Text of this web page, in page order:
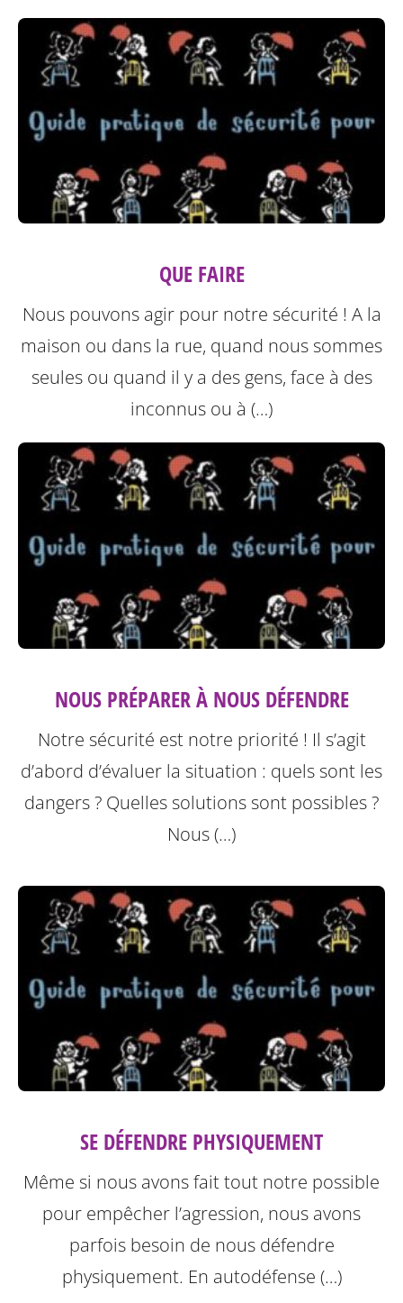
QUE FAIRE
Nous pouvons agir pour notre sécurité ! A la
maison ou dans la rue, quand nous sommes
seules ou quand il y a des gens, face à des
inconnus ou à (…)
NOUS PRÉPARER À NOUS DÉFENDRE
Notre sécurité est notre priorité ! Il s’agit
d’abord d’évaluer la situation : quels sont les
dangers ? Quelles solutions sont possibles ?
Nous (…)
SE DÉFENDRE PHYSIQUEMENT
Même si nous avons fait tout notre possible
pour empêcher l’agression, nous avons
parfois besoin de nous défendre
physiquement. En autodéfense (…)